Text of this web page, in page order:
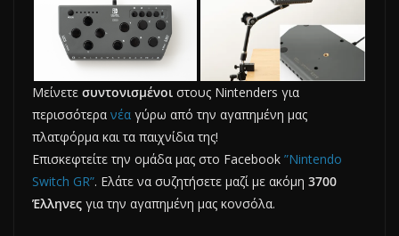
Μείνετε συντονισμένοι στους Nintenders για
περισσότερα νέα γύρω από την αγαπημένη μας
πλατφόρμα και τα παιχνίδια της!
Επισκεφτείτε την ομάδα μας στο Facebook ”Nintendo
Switch GR”. Ελάτε να συζητήσετε μαζί με ακόμη 3700
Έλληνες για την αγαπημένη μας κονσόλα.